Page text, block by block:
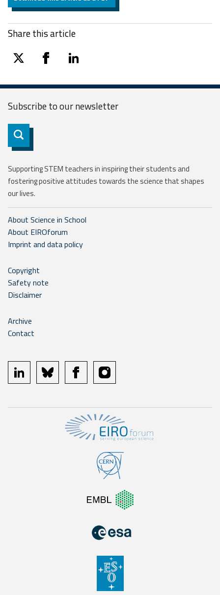
Share this article
twitter facebooklinkedin
Subscribe to ournewsletter
Subscribe
Supporting STEM teachers in inspiring their students and
fostering positive attitudes towards the science that shapes
our lives.
About Science in School
About EIROforum
Imprint and data policy
Copyright
Safety note
Disclaimer
Archive
Contact
linkedin bluesky facebookinstagram